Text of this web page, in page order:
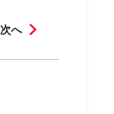
次へ